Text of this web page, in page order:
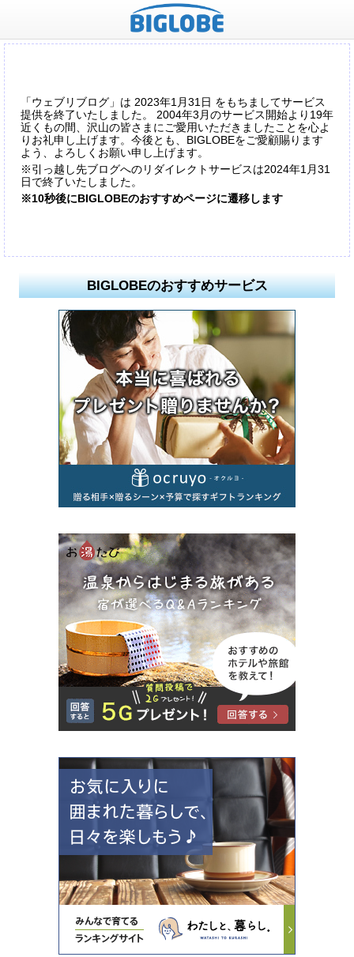
「ウェブリブログ」は 2023年1月31日 をもちましてサービス
提供を終了いたしました。 2004年3月のサービス開始より19年
近くもの間、沢山の皆さまにご愛用いただきましたことを心よ
りお礼申し上げます。今後とも、BIGLOBEをご愛顧賜ります
よう、よろしくお願い申し上げます。
※引っ越し先ブログへのリダイレクトサービスは2024年1月31
日で終了いたしました。
※10秒後にBIGLOBEのおすすめページに遷移します
BIGLOBEのおすすめサービス